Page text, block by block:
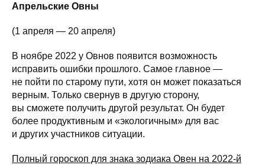
Апрельские Овны
(1 апреля — 20 апреля)
В ноябре 2022 у Овнов появится возможность
исправить ошибки прошлого. Самое главное —
не пойти по старому пути, хотя он может показаться
верным. Только свернув в другую сторону,
вы сможете получить другой результат. Он будет
более продуктивным и «экологичным» для вас
и других участников ситуации.
Полный гороскоп для знака зодиака Овен на 2022-й